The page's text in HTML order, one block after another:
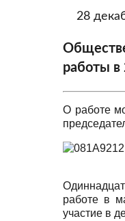
28
работы в
О работе
работе в
участие в